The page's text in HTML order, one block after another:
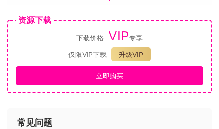
在敌人边境中布下使节进行隐密行动和反间谍活动。当您掌握
敌人们最机密的情报时，谎言与欺诈将让他们摸不清您的底
细。
随着潜入等级提升，您将解锁新的行动，例如破坏恒星基地、
获取线人或窃取科技。利用挑拨离间的计策并引发外交纷争，
让盟军自相残杀。巧妙运用卡牌，让他们一无所知：谁是真正
国启发的全新船舰。无论您要掌控银河还是将其消灭，都能让
资源下载
下载价格 VIP专享
仅限VIP下载
升级VIP
立即购买
常见问题